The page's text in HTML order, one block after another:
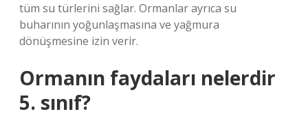
tüm su türlerini sağlar. Ormanlar ayrıca su
buharının yoğunlaşmasına ve yağmura
dönüşmesine izin verir.
Ormanın faydaları nelerdir
5. sınıf?